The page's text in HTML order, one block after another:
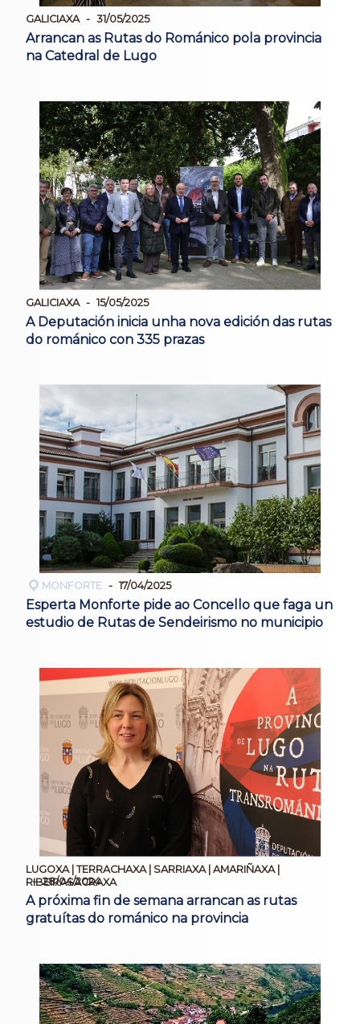
GALICIAXA 31/05/2025
Arrancan as Rutas do Románico pola provincia
na Catedral de Lugo
GALICIAXA 15/05/2025
A Deputación inicia unha nova edición das rutas
do románico con 335 prazas
MONFORTE 17/04/2025
Esperta Monforte pide ao Concello que faga un
estudio de Rutas de Sendeirismo no municipio
LUGOXA | TERRACHAXA | SARRIAXA | AMARIÑAXA |
RIBEIRASACRAXA
28/04/2024
A próxima fin de semana arrancan as rutas
gratuítas do románico na provincia